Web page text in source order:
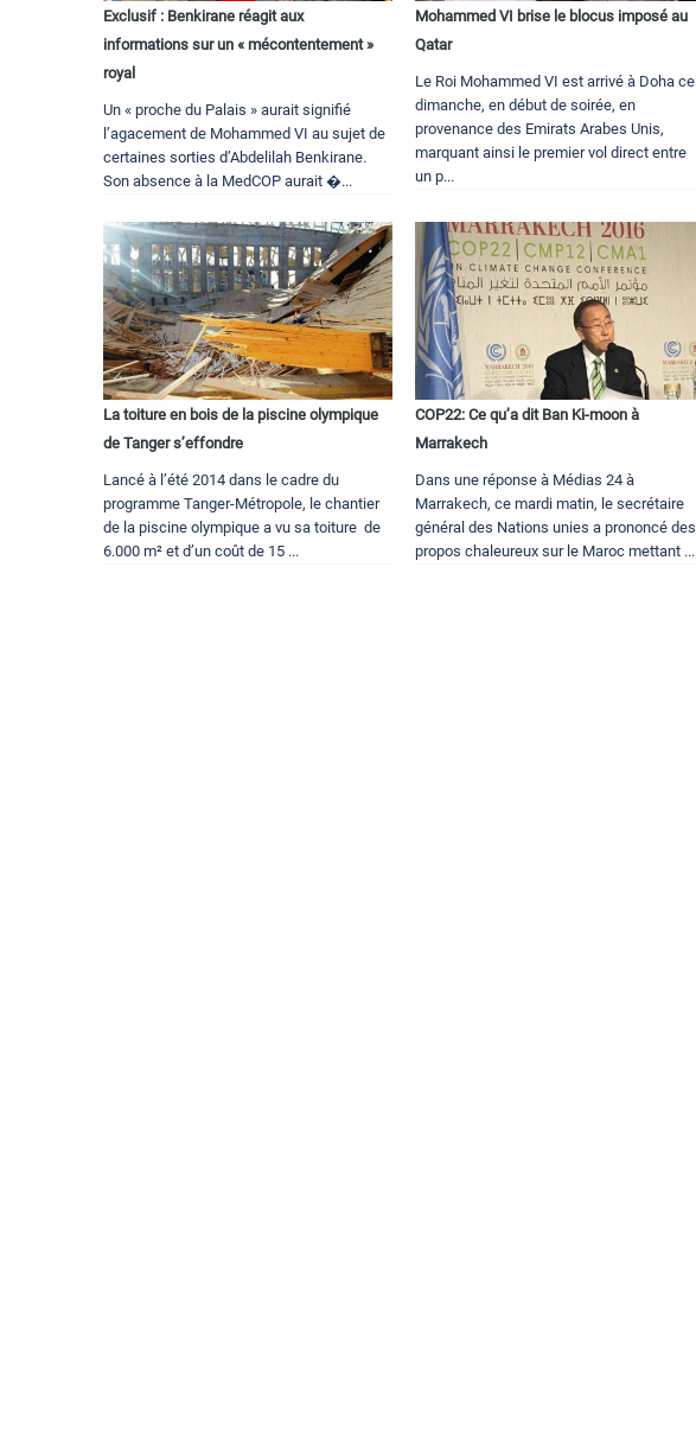
Exclusif : Benkirane réagit aux
informations sur un « mécontentement »
royal
Un « proche du Palais » aurait signifié
l’agacement de Mohammed VI au sujet de
certaines sorties d’Abdelilah Benkirane.
Son absence à la MedCOP aurait �...
Mohammed VI brise le blocus imposé au
Qatar
Le Roi Mohammed VI est arrivé à Doha ce
dimanche, en début de soirée, en
provenance des Emirats Arabes Unis,
marquant ainsi le premier vol direct entre
un p...
La toiture en bois de la piscine olympique
de Tanger s’effondre
Lancé à l’été 2014 dans le cadre du
programme Tanger-Métropole, le chantier
de la piscine olympique a vu sa toiture de
6.000 m² et d’un coût de 15 ...
COP22: Ce qu’a dit Ban Ki-moon à
Marrakech
Dans une réponse à Médias 24 à
Marrakech, ce mardi matin, le secrétaire
général des Nations unies a prononcé des
propos chaleureux sur le Maroc mettant ...